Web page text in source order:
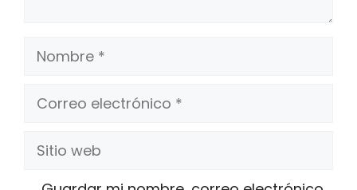
Nombre
Correo
electrónico
Sitio
web